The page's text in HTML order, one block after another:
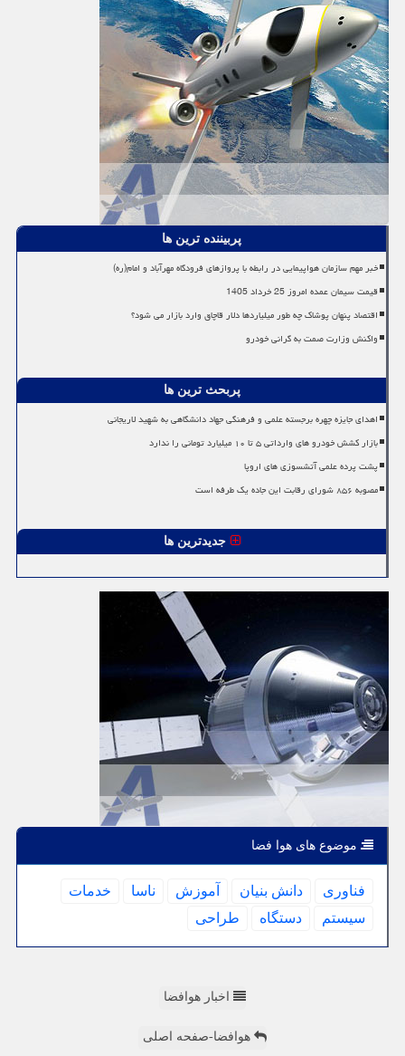
پربیننده ترین ها
خبر مهم سازمان هواپیمایی در رابطه با پروازهای فرودگاه مهرآباد و امام(ره)
قیمت سیمان عمده امروز 25 خرداد 1405
اقتصاد پنهان پوشاک چه طور میلیاردها دلار قاچاق وارد بازار می شود؟
واکنش وزارت صمت به گرانی خودرو
پربحث ترین ها
اهدای جایزه چهره برجسته علمی و فرهنگی جهاد دانشگاهی به شهید لاریجانی
بازار کشش خودرو های وارداتی ۵ تا ۱۰ میلیارد تومانی را ندارد
پشت پرده علمی آتشسوزی های اروپا
مصوبه ۸۵۶ شورای رقابت این جاده یک طرفه است
جدیدترین ها
موضوع های هوا فضا
فناوری دانش بنیان آموزش ناسا
خدمات
سیستم
دستگاه طراحی
اخبار هوافضا
هوافضا-صفحه اصلی